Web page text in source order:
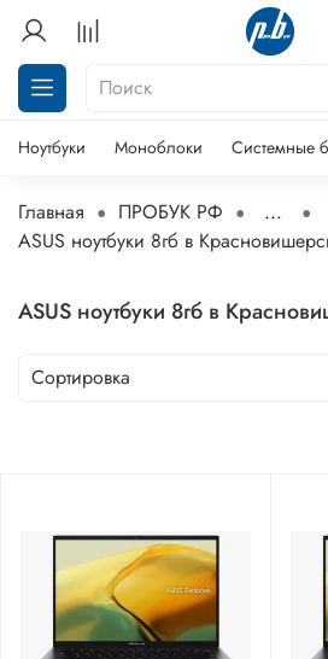
Ноутбуки Моноблоки Системные
Главная ПРОБУК РФ
...
ASUS ноутбуки 8гб в
ASUS ноутбуки 8гб в